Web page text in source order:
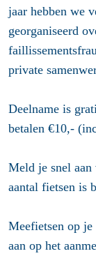
jaar hebben we
georganiseerd
private
Deelname is
betalen €10,-
Meld je snel aan
aantal fietsen is
Meefietsen op
aan op het